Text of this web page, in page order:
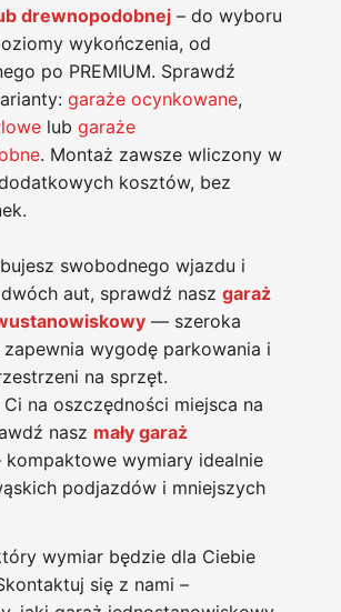
drewnopodobnej – do wyboru
wykończenia, od
po PREMIUM. Sprawdź
garaże ocynkowane,
lub garaże
. Montaż zawsze wliczony w
kosztów, bez
swobodnego wjazdu i
aut, sprawdź nasz garaż
— szeroka
wygodę parkowania i
na sprzęt.
na oszczędności miejsca na
nasz mały garaż
wymiary idealnie
podjazdów i mniejszych
wymiar będzie dla Ciebie
się z nami –